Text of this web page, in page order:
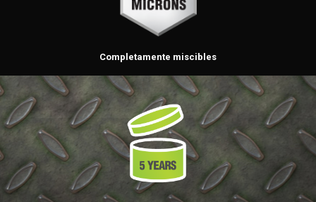
Completamente miscibles